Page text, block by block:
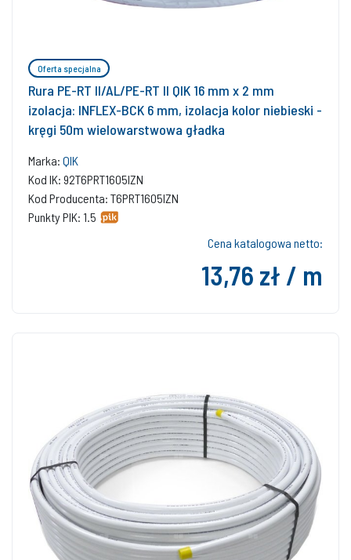
Oferta specjalna
Rura PE-RT II/AL/PE-RT II QIK 16 mm x 2 mm
izolacja: INFLEX-BCK 6 mm, izolacja kolor niebieski -
kręgi 50m wielowarstwowa gładka
Marka: QIK
Kod IK: 92T6PRT1605IZN
Kod Producenta: T6PRT1605IZN
Punkty PIK: 1.5
Cena katalogowa netto:
13,76 zł / m